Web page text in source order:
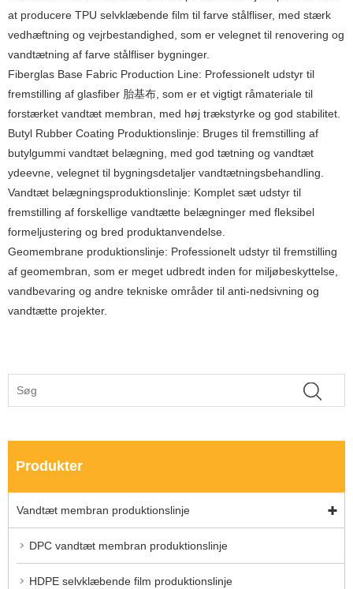
at producere TPU selvklæbende film til farve stålfliser, med stærk
vedhæftning og vejrbestandighed, som er velegnet til renovering og
vandtætning af farve stålfliser bygninger.
Fiberglas Base Fabric Production Line: Professionelt udstyr til
fremstilling af glasfiber 胎基布, som er et vigtigt råmateriale til
forstærket vandtæt membran, med høj trækstyrke og god stabilitet.
Butyl Rubber Coating Produktionslinje: Bruges til fremstilling af
butylgummi vandtæt belægning, med god tætning og vandtæt
ydeevne, velegnet til bygningsdetaljer vandtætningsbehandling.
Vandtæt belægningsproduktionslinje: Komplet sæt udstyr til
fremstilling af forskellige vandtætte belægninger med fleksibel
formeljustering og bred produktanvendelse.
Geomembrane produktionslinje: Professionelt udstyr til fremstilling
af geomembran, som er meget udbredt inden for miljøbeskyttelse,
vandbevaring og andre tekniske områder til anti-nedsivning og
vandtætte projekter.
Produkter
Vandtæt membran produktionslinje
DPC vandtæt membran produktionslinje
HDPE selvklæbende film produktionslinje